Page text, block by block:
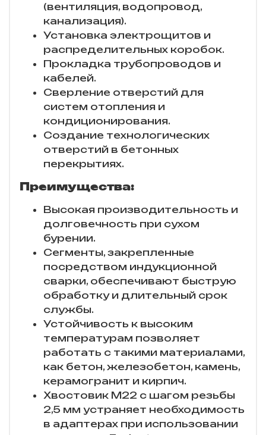
(вентиляция, водопровод,
канализация).
Установка электрощитов и
распределительных коробок.
Прокладка трубопроводов и
кабелей.
Сверление отверстий для
систем отопления и
кондиционирования.
Создание технологических
отверстий в бетонных
перекрытиях.
Преимущества:
Высокая производительность и
долговечность при сухом
бурении.
Сегменты, закрепленные
посредством индукционной
сварки, обеспечивают быструю
обработку и длительный срок
службы.
Устойчивость к высоким
температурам позволяет
работать с такими материалами,
как бетон, железобетон, камень,
керамогранит и кирпич.
Хвостовик M22 с шагом резьбы
2,5 мм устраняет необходимость
в адаптерах при использовании